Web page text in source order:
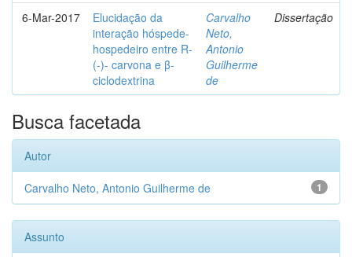
6-Mar-2017
Elucidação da
interação hóspede-
hospedeiro entre R-
(-)- carvona e β-
ciclodextrina
Carvalho
Neto,
Antonio
Guilherme
de
Dissertação
Busca facetada
Autor
1
Carvalho Neto, Antonio Guilherme de
Assunto